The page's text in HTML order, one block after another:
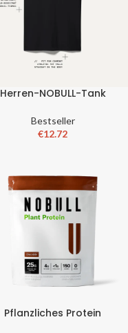
Herren-NOBULL-Tank
Bestseller
€12.72
Pflanzliches Protein